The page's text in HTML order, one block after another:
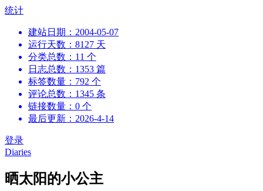
跳
统计
建站日期：2004-05-07
运行天数：8127 天
分类总数：11 个
日志总数：1353 篇
标签数量：792 个
评论总数：1345 条
链接数量：0 个
最后更新：2026-4-14
登录
Diaries
晒太阳的小公主